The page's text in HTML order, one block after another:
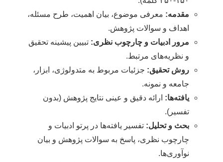
مقدمه: معرفی موضوع، بیان اهمیت، طرح مسئله،
اهداف و سوالات پژوهش.
مرور ادبیات و چارچوب نظری: تبیین پیشینه تحقیق
و نظریه‌های مرتبط.
روش تحقیق: جزئیات مربوط به متدولوژی، ابزار،
جامعه و نمونه.
یافته‌ها: ارائه دقیق و عینی نتایج پژوهش (بدون
تفسیر).
بحث و تحلیل: تفسیر یافته‌ها در پرتو ادبیات و
چارچوب نظری، پاسخ به سوالات پژوهش و بیان
نوآوری‌ها.